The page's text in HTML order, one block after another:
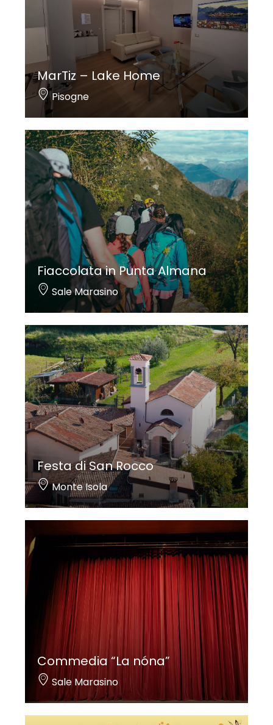
MarTiz – Lake Home
Pisogne
Fiaccolata in Punta Almana
Sale Marasino
Festa di San Rocco
Monte Isola
Commedia “La nóna”
Sale Marasino